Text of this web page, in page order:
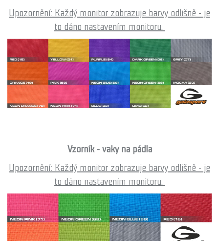
Upozornění: Každý monitor zobrazuje barvy odlišně - je
to dáno nastavením monitoru.
Vzorník - vaky na pádla
Upozornění: Každý monitor zobrazuje barvy odlišně - je
to dáno nastavením monitoru.